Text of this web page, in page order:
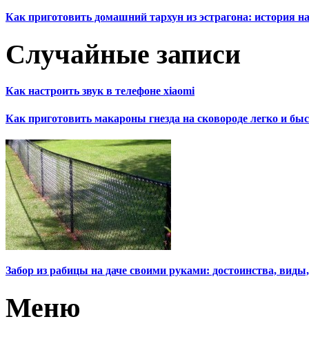
Как приготовить домашний тархун из эстрагона: история
Случайные записи
Как настроить звук в телефоне xiaomi
Как приготовить макароны гнезда на сковороде легко и
Забор из рабицы на даче своими руками: достоинства,
Меню